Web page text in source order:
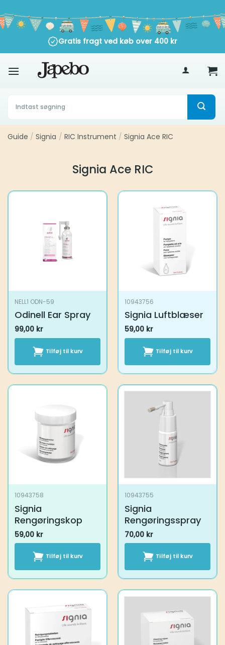
til
indhold
Gratis fragt ved køb over 400 kr
Søg
efter:
Guide / Signia / RIC Instrument / Signia Ace RIC
Signia Ace RIC
NELL1 ODN-59
Odinell Ear Spray
99,00 kr
Tilføj til kurv
10943756
Signia Luftblæser
59,00 kr
Tilføj til kurv
10943758
Signia
Rengøringskop
59,00 kr
Tilføj til kurv
10943755
Signia
Rengøringsspray
70,00 kr
Tilføj til kurv